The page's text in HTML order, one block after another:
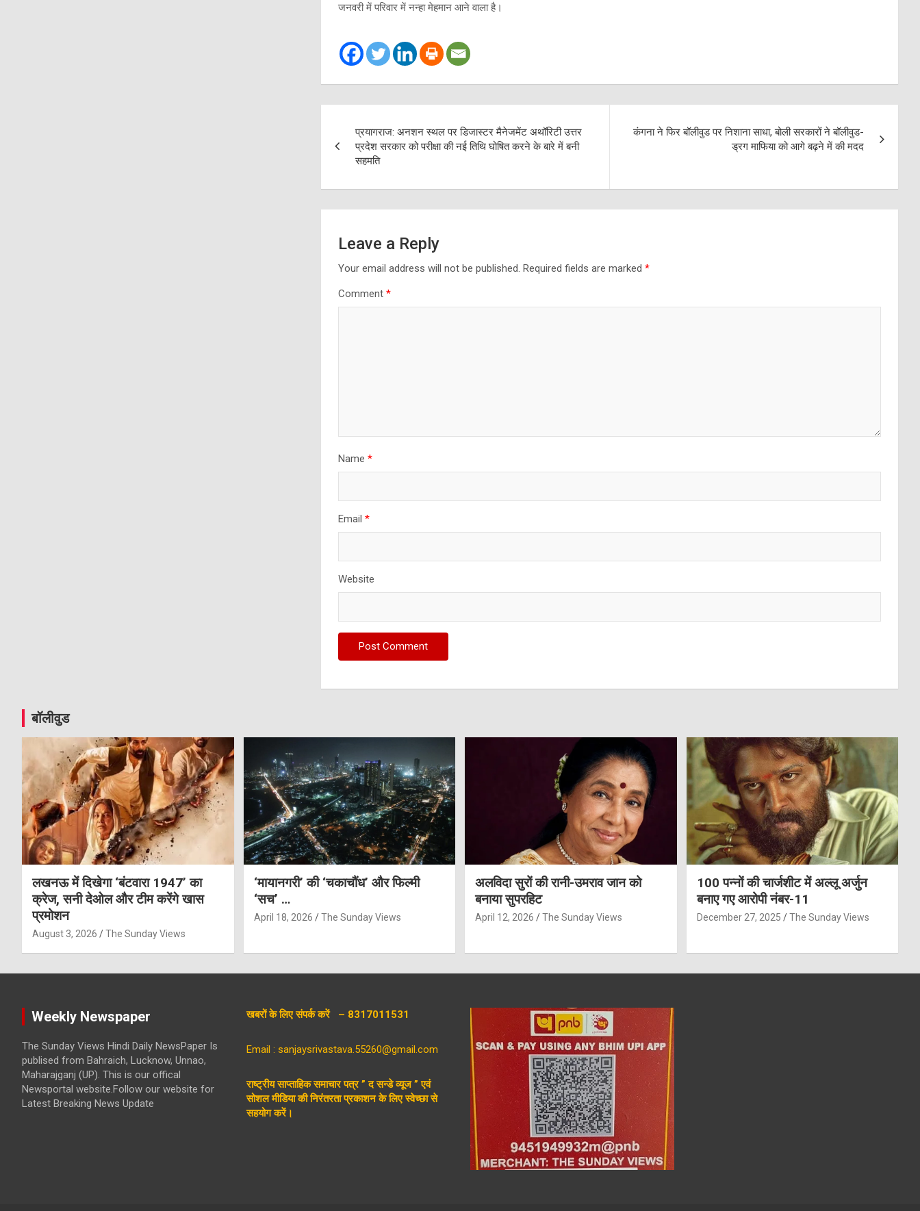
जनवरी में परिवार में नन्हा मेहमान आने वाला है।
navigation
प्रयागराज: अनशन स्थल पर डिजास्टर मैनेजमेंट अथॉरिटी उत्तर
प्रदेश सरकार को परीक्षा की नई तिथि घोषित करने के बारे में बनी
सहमति
कंगना ने फिर बॉलीवुड पर निशाना साधा, बोली सरकारों ने बॉलीवुड-
ड्रग माफिया को आगे बढ़ने में की मदद
Leave a Reply
Your email address will not be published. Required fields are marked *
Comment *
Name *
Email *
Website
बॉलीवुड
लखनऊ में दिखेगा ‘बंटवारा 1947’ का
क्रेज, सनी देओल और टीम करेंगे खास
प्रमोशन
August 3, 2026 The Sunday Views
‘मायानगरी’ की ‘चकाचौंध’ और फिल्मी
‘सच’ …
April 18, 2026 The Sunday Views
अलविदा सुरों की रानी-उमराव जान को
बनाया सुपरहिट
April 12, 2026 The Sunday Views
100 पन्नों की चार्जशीट में अल्लू अर्जुन
बनाए गए आरोपी नंबर-11
December 27, 2025 The Sunday Views
Weekly Newspaper
The Sunday Views Hindi Daily NewsPaper Is
publised from Bahraich, Lucknow, Unnao,
Maharajganj (UP). This is our offical
Newsportal website.Follow our website for
Latest Breaking News Update
खबरों के लिए संपर्क करें – 8317011531
Email : sanjaysrivastava.55260@gmail.com
राष्ट्रीय साप्ताहिक समाचार पत्र ” द सन्डे व्यूज ” एवं
सोशल मीडिया की निरंतरता प्रकाशन के लिए स्वेच्छा से
सहयोग करें।